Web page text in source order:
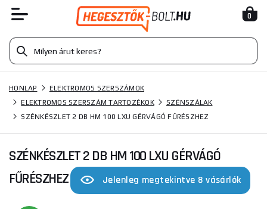
0
HONLAP
ELEKTROMOS SZERSZÁMOK
ELEKTROMOS SZERSZÁM TARTOZÉKOK
SZÉNSZÁLAK
SZÉNKÉSZLET 2 DB HM 100 LXU GÉRVÁGÓ FŰRÉSZHEZ
SZÉNKÉSZLET 2 DB HM 100 LXU GÉRVÁGÓ
FŰRÉSZHEZ
Jelenleg megtekintve 8 vásárlók